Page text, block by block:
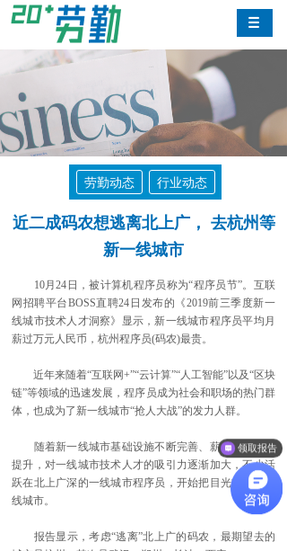
劳勤动态 行业动态
近二成码农想逃离北上广， 去杭州等
新一线城市
10月24日，被计算机程序员称为“程序员节”。互联
网招聘平台BOSS直聘24日发布的《2019前三季度新一
线城市技术人才洞察》显示，新一线城市程序员平均月
薪过万元人民币，杭州程序员(码农)最贵。
近年来随着“互联网+”“云计算”“人工智能”以及“区块
链”等领域的迅速发展，程序员成为社会和职场的热门群
体，也成为了新一线城市“抢人大战”的发力人群。
随着新一线城市基础设施不断完善、薪资福利标准
提升，对一线城市技术人才的吸引力逐渐加大，不少活
跃在北上广深的一线城市程序员，开始把目光投向新一
线城市。
报告显示，考虑“逃离”北上广的码农，最期望去的
领取报告